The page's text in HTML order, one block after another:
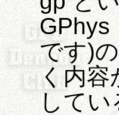
GPhys
です)
く内容
してい